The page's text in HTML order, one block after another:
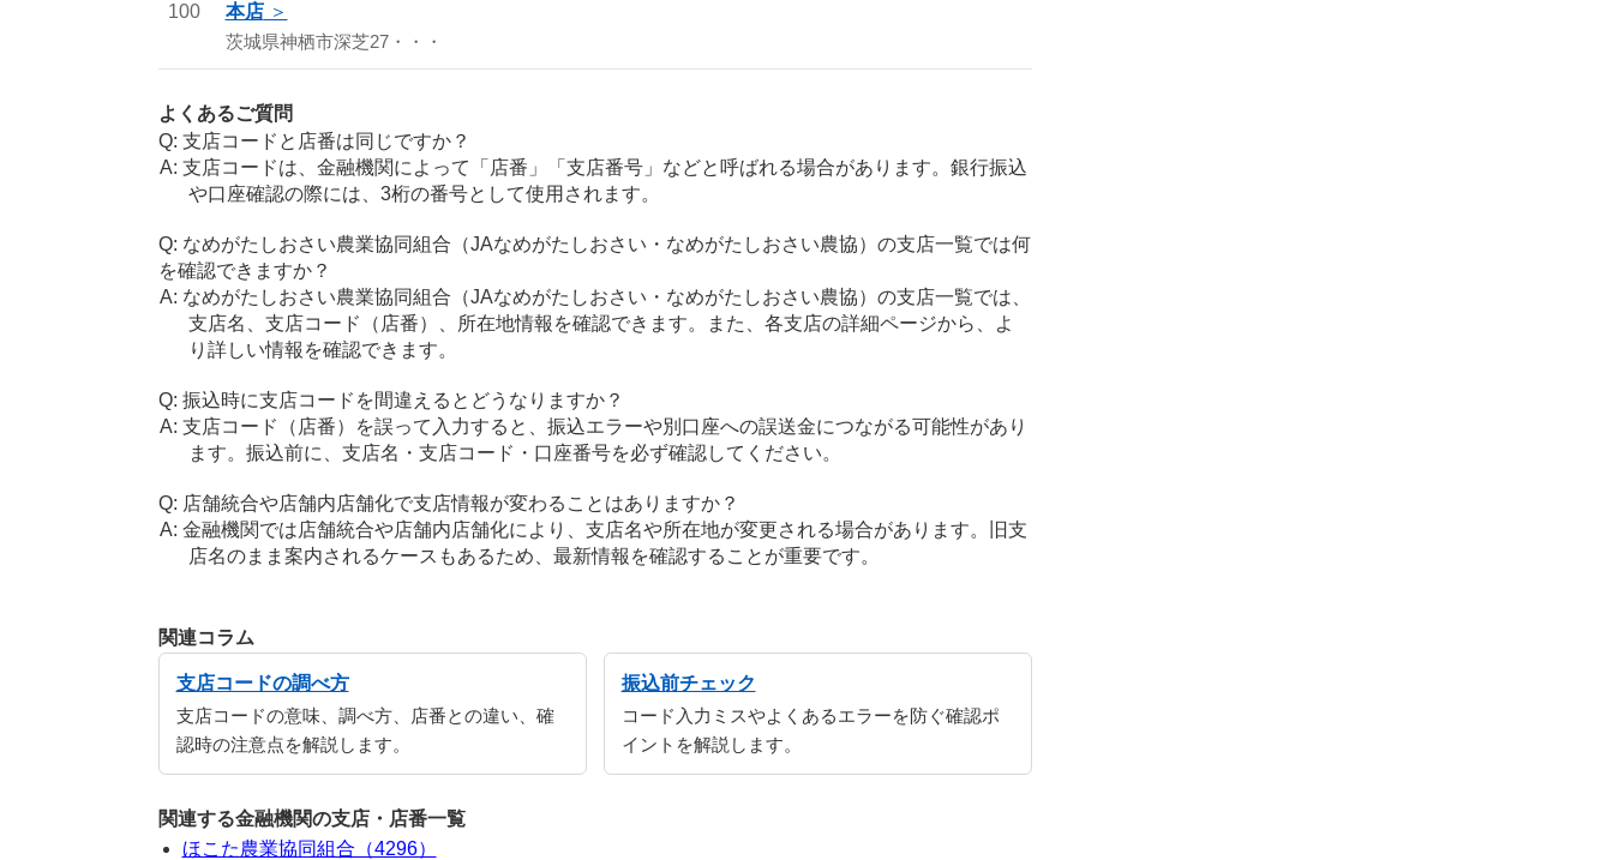
100 本店
茨城県神栖市深芝27・・・
よくあるご質問
支店コードと店番は同じですか？
支店コードは、金融機関によって「店番」「支店番号」などと呼ばれる場合があります。銀行振込
や口座確認の際には、3桁の番号として使用されます。
なめがたしおさい農業協同組合（JAなめがたしおさい・なめがたしおさい農協）の支店一覧では何
を確認できますか？
なめがたしおさい農業協同組合（JAなめがたしおさい・なめがたしおさい農協）の支店一覧では、
支店名、支店コード（店番）、所在地情報を確認できます。また、各支店の詳細ページから、よ
り詳しい情報を確認できます。
振込時に支店コードを間違えるとどうなりますか？
支店コード（店番）を誤って入力すると、振込エラーや別口座への誤送金につながる可能性があり
ます。振込前に、支店名・支店コード・口座番号を必ず確認してください。
店舗統合や店舗内店舗化で支店情報が変わることはありますか？
金融機関では店舗統合や店舗内店舗化により、支店名や所在地が変更される場合があります。旧支
店名のまま案内されるケースもあるため、最新情報を確認することが重要です。
関連コラム
支店コードの調べ方
支店コードの意味、調べ方、店番との違い、確
認時の注意点を解説します。
振込前チェック
コード入力ミスやよくあるエラーを防ぐ確認ポ
イントを解説します。
関連する金融機関の支店・店番一覧
ほこた農業協同組合（4296）